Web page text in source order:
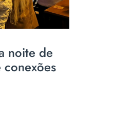
noite de